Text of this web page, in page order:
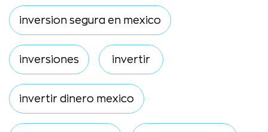
inversion segura en mexico
inversiones invertir
invertir dinero mexico